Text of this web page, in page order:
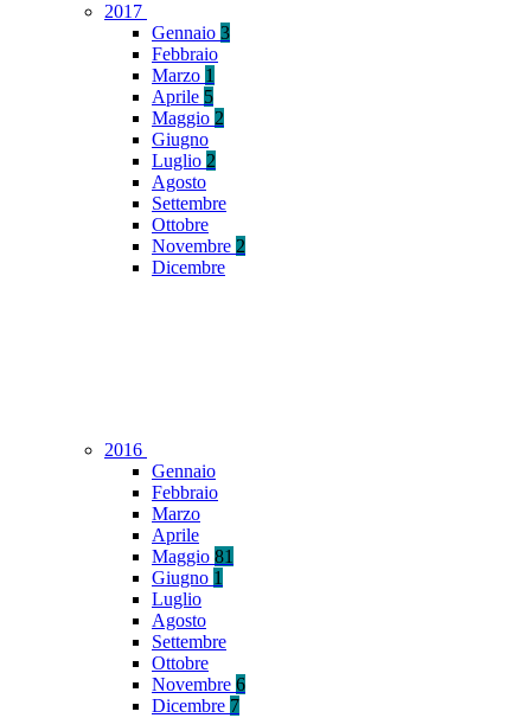
2017
Gennaio 3
Febbraio
Marzo 1
Aprile 5
Maggio 2
Giugno
Luglio 2
Agosto
Settembre
Ottobre
Novembre 2
Dicembre
2016
Gennaio
Febbraio
Marzo
Aprile
Maggio 81
Giugno 1
Luglio
Agosto
Settembre
Ottobre
Novembre 6
Dicembre 7